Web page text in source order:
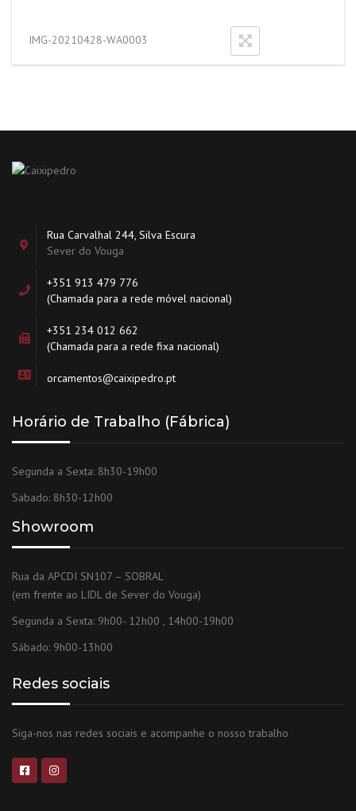
IMG-20210428-WA0003
Rua Carvalhal 244, Silva Escura
Sever do Vouga
+351 913 479 776
(Chamada para a rede móvel nacional)
+351 234 012 662
(Chamada para a rede fixa nacional)
orcamentos@caixipedro.pt
Horário de Trabalho (Fábrica)
Segunda a Sexta: 8h30-19h00
Sabado: 8h30-12h00
Showroom
Rua da APCDI SN107 – SOBRAL
(em frente ao LIDL de Sever do Vouga)
Segunda a Sexta: 9h00- 12h00 , 14h00-19h00
Sábado: 9h00-13h00
Redes sociais
Siga-nos nas redes sociais e acompanhe o nosso trabalho